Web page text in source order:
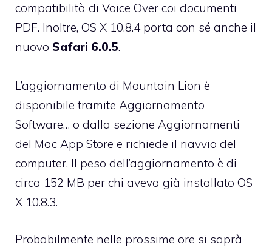
compatibilità di Voice Over coi documenti
PDF. Inoltre, OS X 10.8.4 porta con sé anche il
nuovo Safari 6.0.5.
L’aggiornamento di Mountain Lion è
disponibile tramite Aggiornamento
Software… o dalla sezione Aggiornamenti
del Mac App Store e richiede il riavvio del
computer. Il peso dell’aggiornamento è di
circa 152 MB per chi aveva già installato OS
X 10.8.3.
Probabilmente nelle prossime ore si saprà